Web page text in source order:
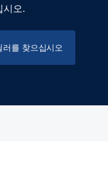
시오.
를 찾으십시오